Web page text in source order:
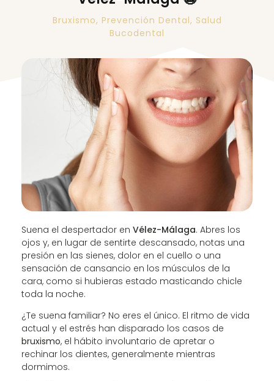
Bruxismo, Prevención Dental, Salud
Bucodental
Suena el despertador en Vélez-Málaga. Abres los
ojos y, en lugar de sentirte descansado, notas una
presión en las sienes, dolor en el cuello o una
sensación de cansancio en los músculos de la
cara, como si hubieras estado masticando chicle
toda la noche.
¿Te suena familiar? No eres el único. El ritmo de vida
actual y el estrés han disparado los casos de
bruxismo, el hábito involuntario de apretar o
rechinar los dientes, generalmente mientras
dormimos.